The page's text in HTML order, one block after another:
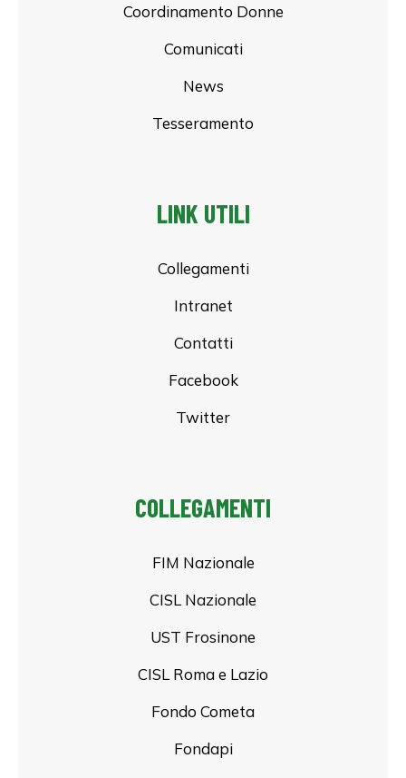
Coordinamento Donne
Comunicati
News
Tesseramento
LINK UTILI
Collegamenti
Intranet
Contatti
Facebook
Twitter
COLLEGAMENTI
FIM Nazionale
CISL Nazionale
UST Frosinone
CISL Roma e Lazio
Fondo Cometa
Fondapi